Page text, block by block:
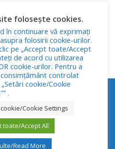
COOKIE
din România - RO.AS.IT.
rezervate.
folosește cookies.
în continuare vă exprimați
folosirii cookie-urilor.
pe „Accept toate/Accept
de acord cu utilizarea
cookie-urilor. Pentru a
controlat
cookie/Cookie
.
Cookie Settings
toate/Accept All
Read More